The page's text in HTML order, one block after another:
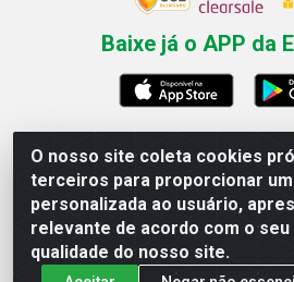
O nosso site coleta cookies
terceiros para proporcionar
personalizada ao usuário,
relevante de acordo com o
qualidade do nosso site.
Baixe já o APP da
Esperança Nordeste - Rua
Estância - Recife / PE CEP:
03.666.136/0001-